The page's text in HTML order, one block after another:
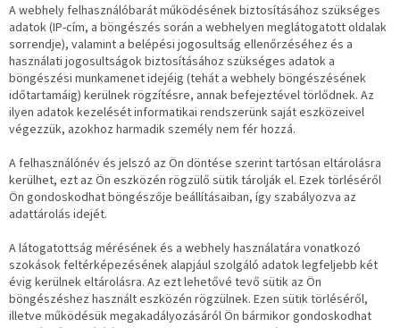
A webhely felhasználóbarát működésének biztosításához szükséges
adatok (IP-cím, a böngészés során a webhelyen meglátogatott oldalak
sorrendje), valamint a belépési jogosultság ellenőrzéséhez és a
használati jogosultságok biztosításához szükséges adatok a
böngészési munkamenet idejéig (tehát a webhely böngészésének
időtartamáig) kerülnek rögzítésre, annak befejeztével törlődnek. Az
ilyen adatok kezelését informatikai rendszerünk saját eszközeivel
végezzük, azokhoz harmadik személy nem fér hozzá.
A felhasználónév és jelszó az Ön döntése szerint tartósan eltárolásra
kerülhet, ezt az Ön eszközén rögzülő sütik tárolják el. Ezek törléséről
Ön gondoskodhat böngészője beállításaiban, így szabályozva az
adattárolás idejét.
A látogatottság mérésének és a webhely használatára vonatkozó
szokások feltérképezésének alapjául szolgáló adatok legfeljebb két
évig kerülnek eltárolásra. Az ezt lehetővé tevő sütik az Ön
böngészéshez használt eszközén rögzülnek. Ezen sütik törléséről,
illetve működésük megakadályozásáról Ön bármikor gondoskodhat